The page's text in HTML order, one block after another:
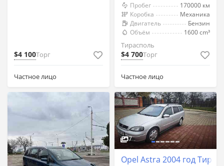
$4 100Торг
Частное лицо
Пробег
170000 км
Коробка
Механика
Двигатель
Бензин
Объём
1600 cm³
Тирасполь
$4 700Торг
Частное лицо
7
Opel Astra 2004 год